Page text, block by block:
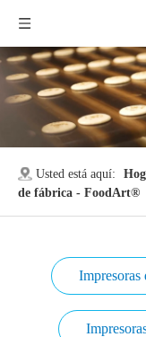
Usted está aquí:
de fábrica - FoodArt®
Impresoras